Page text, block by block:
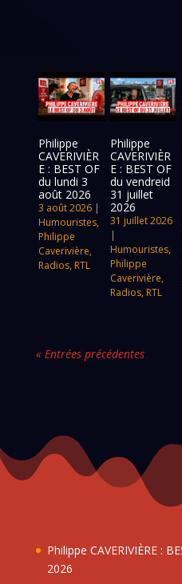
Philippe
CAVERIVIÈR
E : BEST OF
du lundi 3
août 2026
3 août 2026 |
Humouristes,
Philippe
Caverivière,
Radios, RTL
Philippe
CAVERIVIÈR
E : BEST OF
du vendreid
31 juillet
2026
31 juillet 2026
|
Humouristes,
Philippe
Caverivière,
Radios, RTL
« Entrées précédentes
Philippe CAVERIVIÈRE :
2026